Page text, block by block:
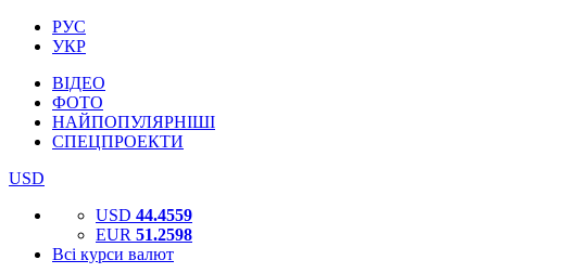
РУС
УКР
ВІДЕО
ФОТО
НАЙПОПУЛЯРНІШІ
СПЕЦПРОЕКТИ
USD
USD 44.4559
EUR 51.2598
Всі курси валют